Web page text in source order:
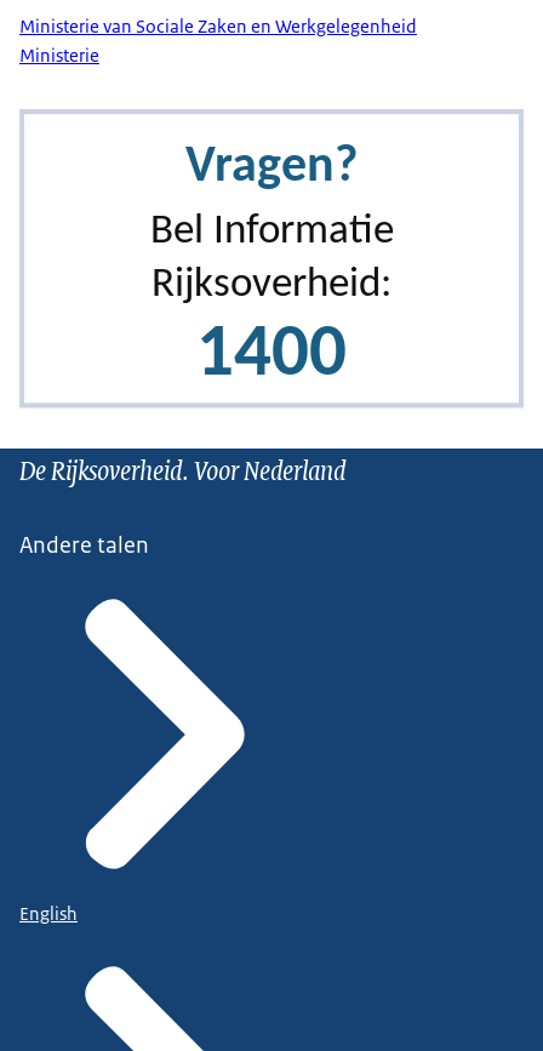
Ministerie van Sociale Zaken en Werkgelegenheid
Ministerie
De Rijksoverheid. Voor Nederland
Andere talen
English